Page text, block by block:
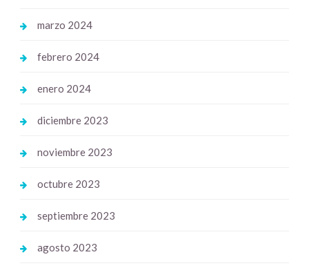
marzo 2024
febrero 2024
enero 2024
diciembre 2023
noviembre 2023
octubre 2023
septiembre 2023
agosto 2023